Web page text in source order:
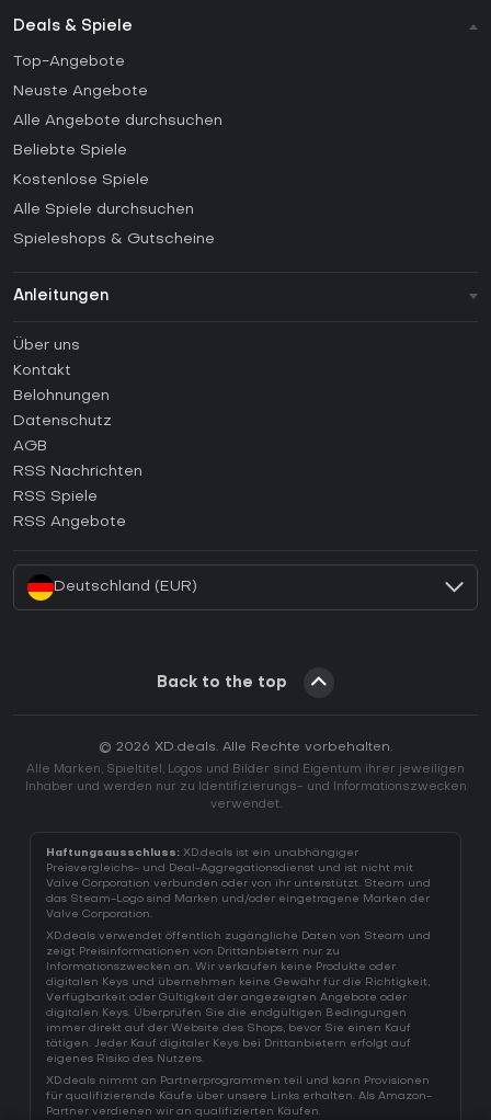
Deals & Spiele
Top-Angebote
Neuste Angebote
Alle Angebote durchsuchen
Beliebte Spiele
Kostenlose Spiele
Alle Spiele durchsuchen
Spieleshops & Gutscheine
Anleitungen
Anleitungen
Wie aktiviert man einen Steam CD Key?
Wie aktiviert man einen Epic Games CD Key?
Wie aktiviert man einen GOG CD Key?
Wie aktiviert man einen Ubisoft Connect CD Key?
Wie aktiviert man einen EA App CD Key?
Über uns
Kontakt
Belohnungen
Datenschutz
AGB
RSS Nachrichten
RSS Spiele
RSS Angebote
Deutschland (EUR)
Back to the top
© 2026 XD.deals. Alle Rechte vorbehalten.
Alle Marken, Spieltitel, Logos und Bilder sind Eigentum ihrer jeweiligen
Inhaber und werden nur zu Identifizierungs- und Informationszwecken
verwendet.
Haftungsausschluss: XD.deals ist ein unabhängiger
Preisvergleichs- und Deal-Aggregationsdienst und ist nicht mit
Valve Corporation verbunden oder von ihr unterstützt. Steam und
das Steam-Logo sind Marken und/oder eingetragene Marken der
Valve Corporation.
XD.deals verwendet öffentlich zugängliche Daten von Steam und
zeigt Preisinformationen von Drittanbietern nur zu
Informationszwecken an. Wir verkaufen keine Produkte oder
digitalen Keys und übernehmen keine Gewähr für die Richtigkeit,
Verfügbarkeit oder Gültigkeit der angezeigten Angebote oder
digitalen Keys. Überprüfen Sie die endgültigen Bedingungen
immer direkt auf der Website des Shops, bevor Sie einen Kauf
tätigen. Jeder Kauf digitaler Keys bei Drittanbietern erfolgt auf
eigenes Risiko des Nutzers.
XD.deals nimmt an Partnerprogrammen teil und kann Provisionen
für qualifizierende Käufe über unsere Links erhalten. Als Amazon-
Partner verdienen wir an qualifizierten Käufen.